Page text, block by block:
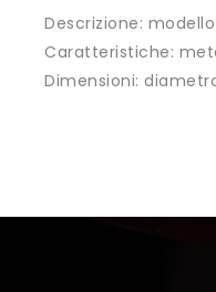
Descrizione:
Caratteristiche:
Dimensioni: